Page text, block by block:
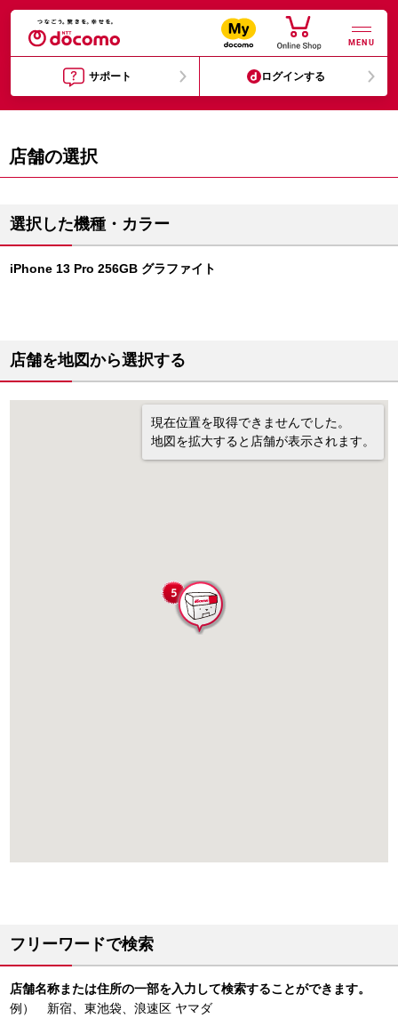
MENU
サポート ログインする
店舗の選択
選択した機種・カラー
iPhone 13 Pro 256GB グラファイト
店舗を地図から選択する
現在位置を取得できませんでした。
地図を拡大すると店舗が表示されます。
フリーワードで検索
店舗名称または住所の一部を入力して検索することができます。
例） 新宿、東池袋、浪速区 ヤマダ